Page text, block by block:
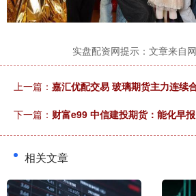
实盘配资网提示：文章来自
上一篇： 嘉汇优配交易 玻璃期货主力连续
下一篇： 财富e99 中信建投期货：能化早
相关文章